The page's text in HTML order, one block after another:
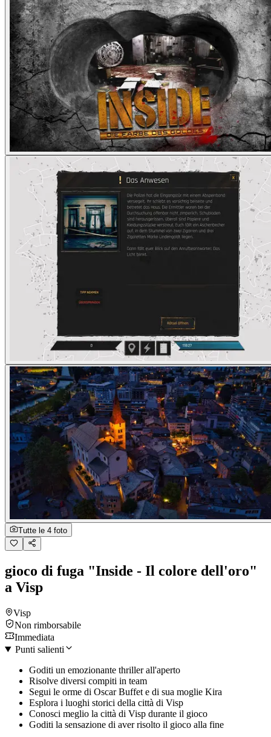
Tutte le 4 foto
gioco di fuga "Inside - Il colore dell'oro"
a Visp
Visp
Non rimborsabile
Immediata
Punti salienti
Goditi un emozionante thriller all'aperto
Risolve diversi compiti in team
Segui le orme di Oscar Buffet e di sua moglie Kira
Esplora i luoghi storici della città di Visp
Conosci meglio la città di Visp durante il gioco
Goditi la sensazione di aver risolto il gioco alla fine